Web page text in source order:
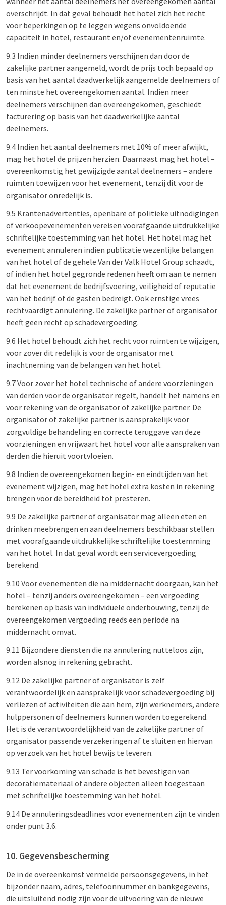
overschrijdt. In dat geval behoudt het hotel zich het recht
voor beperkingen op te leggen wegens onvoldoende
capaciteit in hotel, restaurant en/of evenementenruimte.
9.3 Indien minder deelnemers verschijnen dan door de
zakelijke partner aangemeld, wordt de prijs toch bepaald op
basis van het aantal daadwerkelijk aangemelde deelnemers of
ten minste het overeengekomen aantal. Indien meer
deelnemers verschijnen dan overeengekomen, geschiedt
facturering op basis van het daadwerkelijke aantal
deelnemers.
9.4 Indien het aantal deelnemers met 10% of meer afwijkt,
mag het hotel de prijzen herzien. Daarnaast mag het hotel –
overeenkomstig het gewijzigde aantal deelnemers – andere
ruimten toewijzen voor het evenement, tenzij dit voor de
organisator onredelijk is.
9.5 Krantenadvertenties, openbare of politieke uitnodigingen
of verkoopevenementen vereisen voorafgaande uitdrukkelijke
schriftelijke toestemming van het hotel. Het hotel mag het
evenement annuleren indien publicatie wezenlijke belangen
van het hotel of de gehele Van der Valk Hotel Group schaadt,
of indien het hotel gegronde redenen heeft om aan te nemen
dat het evenement de bedrijfsvoering, veiligheid of reputatie
van het bedrijf of de gasten bedreigt. Ook ernstige vrees
rechtvaardigt annulering. De zakelijke partner of organisator
heeft geen recht op schadevergoeding.
9.6 Het hotel behoudt zich het recht voor ruimten te wijzigen,
voor zover dit redelijk is voor de organisator met
inachtneming van de belangen van het hotel.
9.7 Voor zover het hotel technische of andere voorzieningen
van derden voor de organisator regelt, handelt het namens en
voor rekening van de organisator of zakelijke partner. De
organisator of zakelijke partner is aansprakelijk voor
zorgvuldige behandeling en correcte teruggave van deze
voorzieningen en vrijwaart het hotel voor alle aanspraken van
derden die hieruit voortvloeien.
9.8 Indien de overeengekomen begin- en eindtijden van het
evenement wijzigen, mag het hotel extra kosten in rekening
brengen voor de bereidheid tot presteren.
9.9 De zakelijke partner of organisator mag alleen eten en
drinken meebrengen en aan deelnemers beschikbaar stellen
met voorafgaande uitdrukkelijke schriftelijke toestemming
van het hotel. In dat geval wordt een servicevergoeding
berekend.
9.10 Voor evenementen die na middernacht doorgaan, kan het
hotel – tenzij anders overeengekomen – een vergoeding
berekenen op basis van individuele onderbouwing, tenzij de
overeengekomen vergoeding reeds een periode na
middernacht omvat.
9.11 Bijzondere diensten die na annulering nutteloos zijn,
worden alsnog in rekening gebracht.
9.12 De zakelijke partner of organisator is zelf
verantwoordelijk en aansprakelijk voor schadevergoeding bij
verliezen of activiteiten die aan hem, zijn werknemers, andere
hulppersonen of deelnemers kunnen worden toegerekend.
Het is de verantwoordelijkheid van de zakelijke partner of
organisator passende verzekeringen af te sluiten en hiervan
op verzoek van het hotel bewijs te leveren.
9.13 Ter voorkoming van schade is het bevestigen van
decoratiemateriaal of andere objecten alleen toegestaan
met schriftelijke toestemming van het hotel.
9.14 De annuleringsdeadlines voor evenementen zijn te vinden
onder punt 3.6.
10. Gegevensbescherming
De in de overeenkomst vermelde persoonsgegevens, in het
bijzonder naam, adres, telefoonnummer en bankgegevens,
die uitsluitend nodig zijn voor de uitvoering van de nieuwe